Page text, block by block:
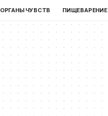
ОРГАНЫ ЧУВСТВ ПИЩЕВАРЕНИЕ